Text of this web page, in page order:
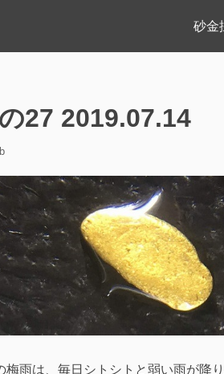
砂金
27 2019.07.14
梅雨は、毎日シトシトと弱い雨が降